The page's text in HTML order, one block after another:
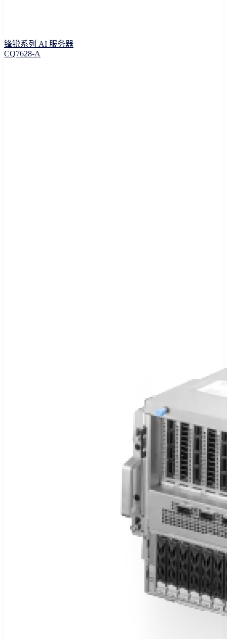
锋锐系列 AI 服务器
CQ7628-A